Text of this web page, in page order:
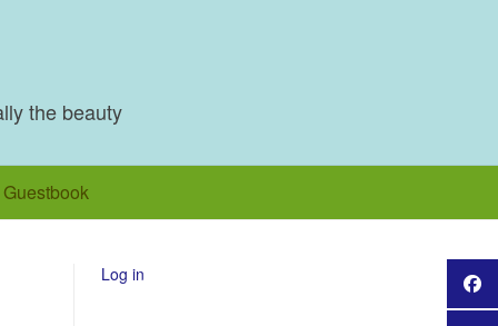
the beauty
Guestbook
Log in